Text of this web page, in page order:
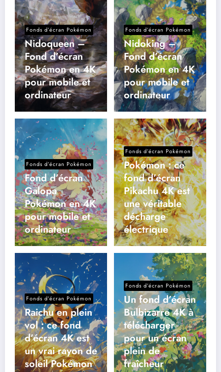
Fonds d’écran Pokémon
Nidoqueen –
Fond d’écran
Pokémon en 4K
pour mobile et
ordinateur
Fonds d’écran Pokémon
Nidoking –
Fond d’écran
Pokémon en 4K
pour mobile et
ordinateur
Fonds d’écran Pokémon
Fond d’écran
Galopa
Pokémon en 4K
pour mobile et
ordinateur
Fonds d’écran Pokémon
Pokémon : ce
fond d’écran
Pikachu 4K est
une véritable
décharge
électrique
Fonds d’écran Pokémon
Raichu en plein
vol : ce fond
d’écran 4K est
un vrai rayon de
soleil Pokémon
Fonds d’écran Pokémon
Un fond d’écran
Bulbizarre 4K à
télécharger
pour un écran
plein de
fraîcheur